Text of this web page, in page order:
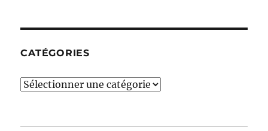
CATÉGORIES
Catégories